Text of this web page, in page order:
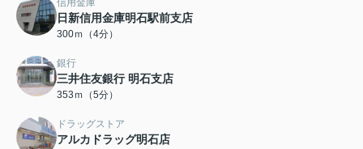
信用金庫
日新信用金庫明石駅前支店
300ｍ（4分）
銀行
三井住友銀行 明石支店
353ｍ（5分）
ドラッグストア
アルカドラッグ明石店